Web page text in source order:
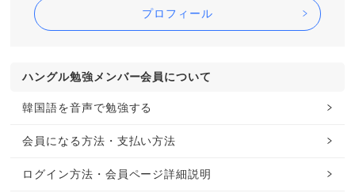
プロフィール
ハングル勉強メンバー会員について
韓国語を音声で勉強する
会員になる方法・支払い方法
ログイン方法・会員ページ詳細説明